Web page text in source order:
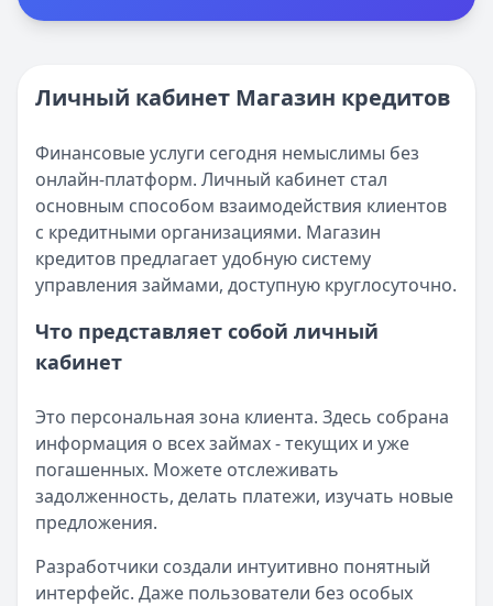
Личный кабинет Магазин кредитов
Финансовые услуги сегодня немыслимы без
онлайн-платформ. Личный кабинет стал
основным способом взаимодействия клиентов
с кредитными организациями. Магазин
кредитов предлагает удобную систему
управления займами, доступную круглосуточно.
Что представляет собой личный
кабинет
Это персональная зона клиента. Здесь собрана
информация о всех займах - текущих и уже
погашенных. Можете отслеживать
задолженность, делать платежи, изучать новые
предложения.
Разработчики создали интуитивно понятный
интерфейс. Даже пользователи без особых